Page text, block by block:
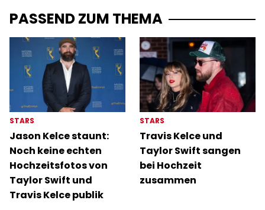
PASSEND ZUM THEMA
STARS
Jason Kelce staunt:
Noch keine echten
Hochzeitsfotos von
Taylor Swift und
Travis Kelce publik
STARS
Travis Kelce und
Taylor Swift sangen
bei Hochzeit
zusammen